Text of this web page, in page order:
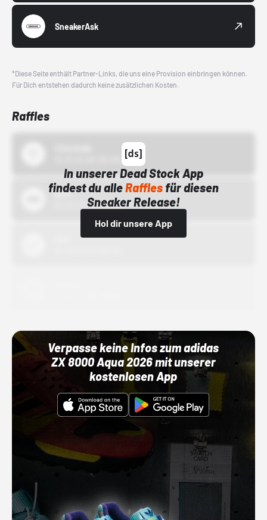
SneakerAsk
*Diese Seite enthält Partner-Links, die uns eine Provision einbringen können.
Für Dich entstehen dadurch keine zusätzlichen Kosten.
Raffles
In unserer Dead Stock App
findest du alleRafflesfür diesen
Sneaker Release!
Hol dir unsere App
Bstn
01.10.22 00:00 Uhr
Verpasse keine Infos zum adidas
ZX 8000 Aqua 2026 mit unserer
kostenlosen App